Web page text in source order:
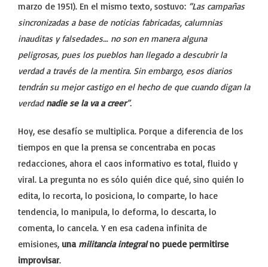
marzo de 1951). En el mismo texto, sostuvo: “Las campañas
sincronizadas a base de noticias fabricadas, calumnias
inauditas y falsedades… no son en manera alguna
peligrosas, pues los pueblos han llegado a descubrir la
verdad a través de la mentira. Sin embargo, esos diarios
tendrán su mejor castigo en el hecho de que cuando digan la
verdadnadie se la va a creer”.
Hoy, ese desafío se multiplica. Porque a diferencia de los
tiempos en que la prensa se concentraba en pocas
redacciones, ahora el caos informativo es total, fluido y
viral. La pregunta no es sólo quién dice qué, sino quién lo
edita, lo recorta, lo posiciona, lo comparte, lo hace
tendencia, lo manipula, lo deforma, lo descarta, lo
comenta, lo cancela. Y en esa cadena infinita de
emisiones, una militancia integralno puede permitirse
improvisar.